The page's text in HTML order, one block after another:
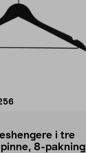
anmeldelser
i tre
8-pakning
5 stjerner